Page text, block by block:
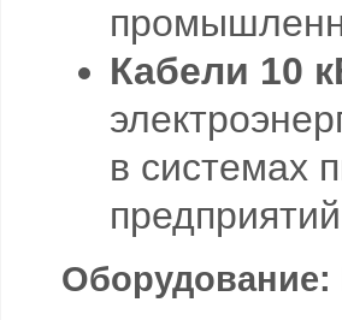
Кабели 10
в системах
Оборудование: